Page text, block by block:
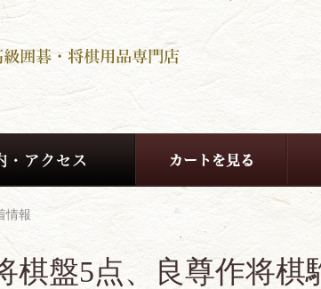
情報
棋盤5点、良尊作将棋